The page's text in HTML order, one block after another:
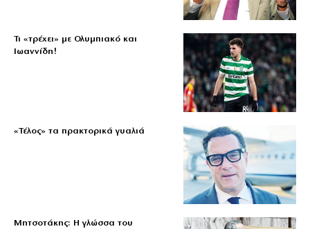
Τι «τρέχει» με Ολυμπιακό και
Ιωαννίδη!
«Τέλος» τα πρακτορικά γυαλιά
Μητσοτάκης: Η γλώσσα του